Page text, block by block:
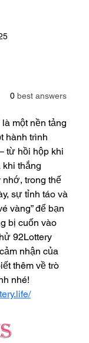
0 best answers
một nền tảng
hành trình
từ hồi hộp khi
thắng
trong thế
sự tỉnh táo và
vàng” để bạn
bị cuốn vào
92Lottery
nhận của
thêm về trò
nhé!